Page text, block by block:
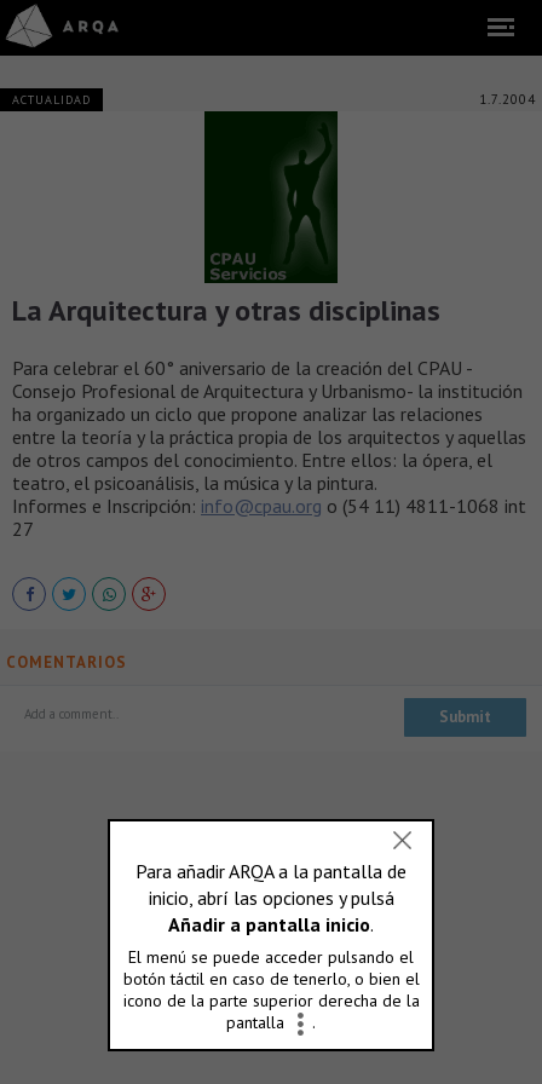
ACTUALIDAD 1.7.2004
La Arquitectura y otras disciplinas
Para celebrar el 60° aniversario de la creación del CPAU -
Consejo Profesional de Arquitectura y Urbanismo- la institución
ha organizado un ciclo que propone analizar las relaciones
entre la teoría y la práctica propia de los arquitectos y aquellas
de otros campos del conocimiento. Entre ellos: la ópera, el
teatro, el psicoanálisis, la música y la pintura.
Informes e Inscripción: info@cpau.org o (54 11) 4811-1068 int
27
COMENTARIOS